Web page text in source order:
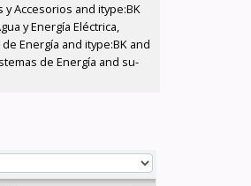
y Accesorios and itype:BK
y Energía Eléctrica,
Energía and itype:BK and
de Energía and su-